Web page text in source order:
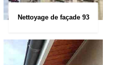
Nettoyage de façade 93